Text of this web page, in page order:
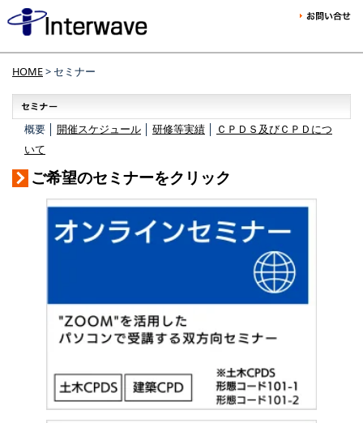
HOME> セミナー
概要 │ 開催スケジュール 研修等実績
ＣＰＤＳ及びＣＰＤにつ
いて
ご希望のセミナーをクリック